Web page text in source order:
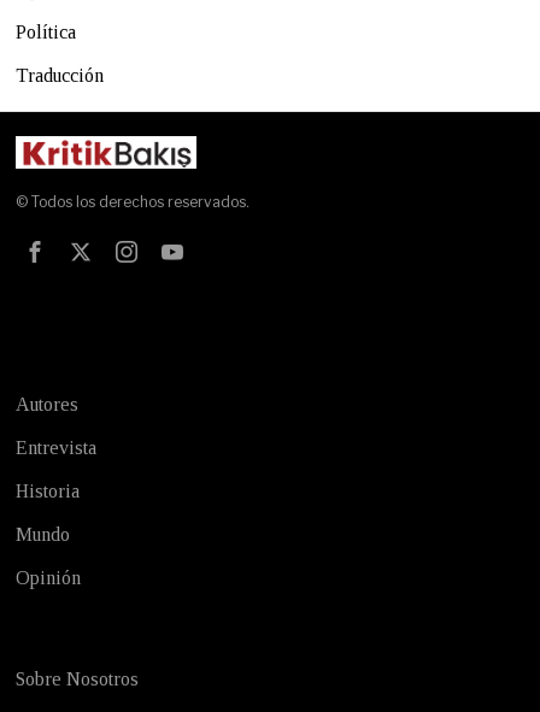
Política
Traducción
© Todos los derechos reservados.
Autores
Entrevista
Historia
Mundo
Opinión
Sobre Nosotros